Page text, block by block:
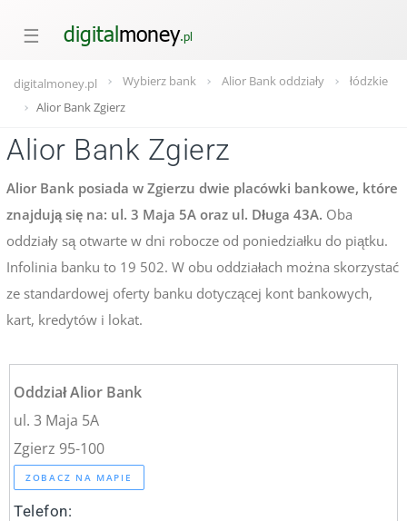
☰
digitalmoney.pl Wybierz bank Alior Bank oddziały
łódzkie
Alior Bank Zgierz
Alior Bank Zgierz
Alior Bank posiada w Zgierzu dwie placówki bankowe, które
znajdują się na: ul. 3 Maja 5A oraz ul. Długa 43A. Oba
oddziały są otwarte w dni robocze od poniedziałku do piątku.
Infolinia banku to 19 502. W obu oddziałach można skorzystać
ze standardowej oferty banku dotyczącej kont bankowych,
kart, kredytów i lokat.
Oddział Alior Bank
ul. 3 Maja 5A
Zgierz 95-100
ZOBACZ NA MAPIE
Telefon: